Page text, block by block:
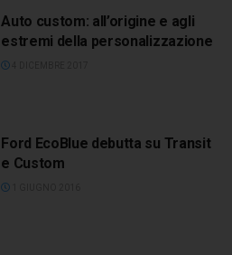
Auto custom: all’origine e agli
estremi della personalizzazione
Ford EcoBlue debutta su Transit
e Custom